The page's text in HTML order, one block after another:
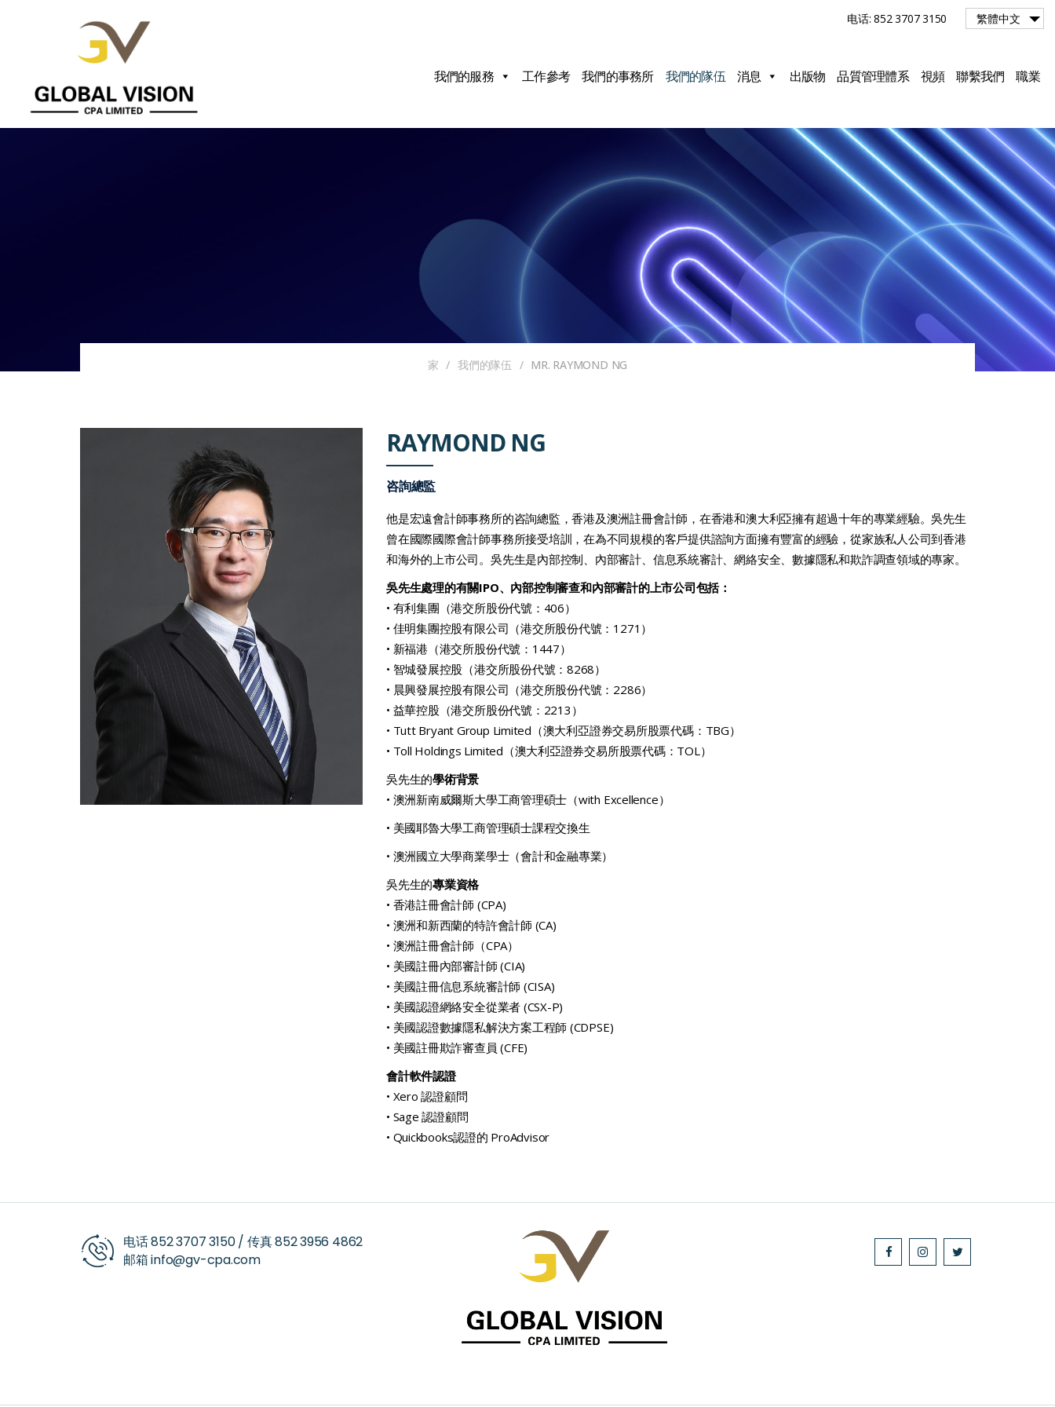
Global
电话: 852 3707 3150 繁體中文
我們的服務 工作參考 我們的事務所 我們的隊伍 消息 出版物 品質管理體系 視頻 聯繫我們 職業
家 / 我們的隊伍 / MR. RAYMOND NG
RAYMOND NG
咨詢總監
他是宏遠會計師事務所的咨詢總監，香港及澳洲註冊會計師，在香港和澳大利亞擁有超過十年的專業經驗。吳先生
曾在國際國際會計師事務所接受培訓，在為不同規模的客戶提供諮詢方面擁有豐富的經驗，從家族私人公司到香港
和海外的上市公司。吳先生是內部控制、內部審計、信息系統審計、網絡安全、數據隱私和欺詐調查領域的專家。
吳先生處理的有關IPO、內部控制審查和內部審計的上市公司包括：
• 有利集團（港交所股份代號：406）
• 佳明集團控股有限公司（港交所股份代號：1271）
• 新福港（港交所股份代號：1447）
• 智城發展控股（港交所股份代號：8268）
• 晨興發展控股有限公司（港交所股份代號：2286）
• 益華控股（港交所股份代號：2213）
• Tutt Bryant Group Limited（澳大利亞證券交易所股票代碼：TBG）
• Toll Holdings Limited（澳大利亞證券交易所股票代碼：TOL）
吳先生的學術背景
• 澳洲新南威爾斯大學工商管理碩士（with Excellence）
• 美國耶魯大學工商管理碩士課程交換生
• 澳洲國立大學商業學士（會計和金融專業）
吳先生的專業資格
• 香港註冊會計師 (CPA)
• 澳洲和新西蘭的特許會計師 (CA)
• 澳洲註冊會計師（CPA）
• 美國註冊內部審計師 (CIA)
• 美國註冊信息系統審計師 (CISA)
• 美國認證網絡安全從業者 (CSX-P)
• 美國認證數據隱私解決方案工程師 (CDPSE)
• 美國註冊欺詐審查員 (CFE)
會計軟件認證
• Xero 認證顧問
• Sage 認證顧問
• Quickbooks認證的 ProAdvisor
电话852 3707 3150/ 传真852 3956 4862
邮箱info@gv-cpa.com